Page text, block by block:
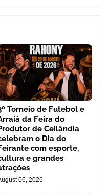
Torneio de Futebol e
da Feira do
de Ceilândia
o Dia do
com esporte,
e grandes
06, 2026